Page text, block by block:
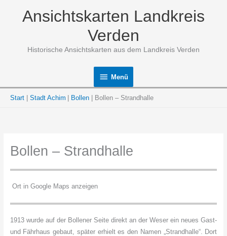
Ansichtskarten Landkreis
Verden
Historische Ansichtskarten aus dem Landkreis Verden
Menü
Menü
Start Stadt Achim Bollen Bollen – Strandhalle
Bollen – Strandhalle
Ort in Google Maps anzeigen
1913 wurde auf der Bollener Seite direkt an der Weser ein neues Gast-
und Fährhaus gebaut, später erhielt es den Namen „Strandhalle“. Dort